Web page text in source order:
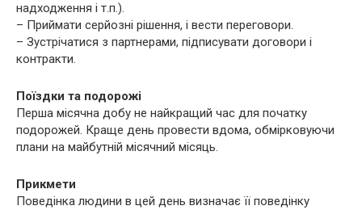
надходження і т.п.).
– Приймати серйозні рішення, і вести переговори.
– Зустрічатися з партнерами, підписувати договори і
контракти.
Поїздки та подорожі
Перша місячна добу не найкращий час для початку
подорожей. Краще день провести вдома, обмірковуючи
плани на майбутній місячний місяць.
Прикмети
Поведінка людини в цей день визначає її поведінку